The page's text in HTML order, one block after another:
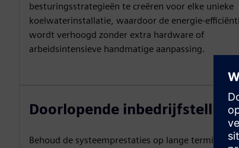
besturingsstrategieën te creëren voor elke unieke
koelwaterinstallatie, waardoor de energie-
wordt verhoogd zonder extra hardware of
arbeidsintensieve handmatige aanpassing.
Doorlopende inbedrijfstelling.
Behoud de systeemprestaties op lange termijn met